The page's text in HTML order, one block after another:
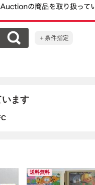
＋条件指定
います
送料無料